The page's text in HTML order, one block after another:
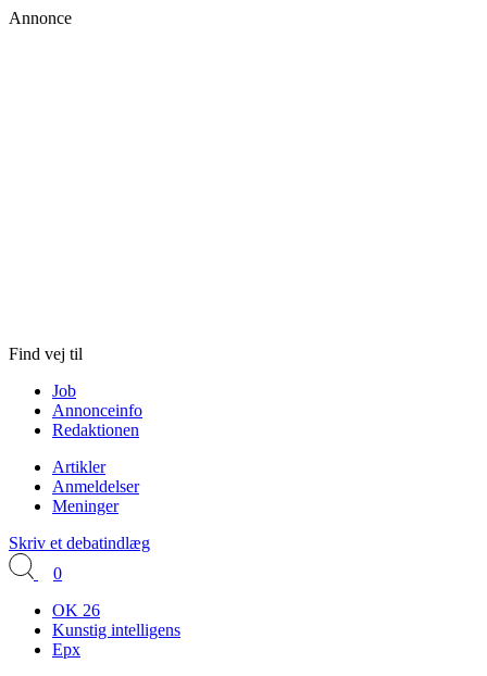
Annonce
Find vej til
Job
Annonceinfo
Redaktionen
Artikler
Anmeldelser
Meninger
Skriv et debatindlæg
0
OK 26
Kunstig intelligens
Epx